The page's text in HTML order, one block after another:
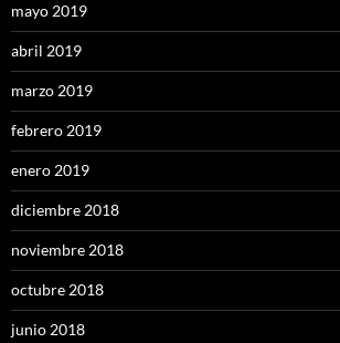
mayo 2019
abril 2019
marzo 2019
febrero 2019
enero 2019
diciembre 2018
noviembre 2018
octubre 2018
junio 2018